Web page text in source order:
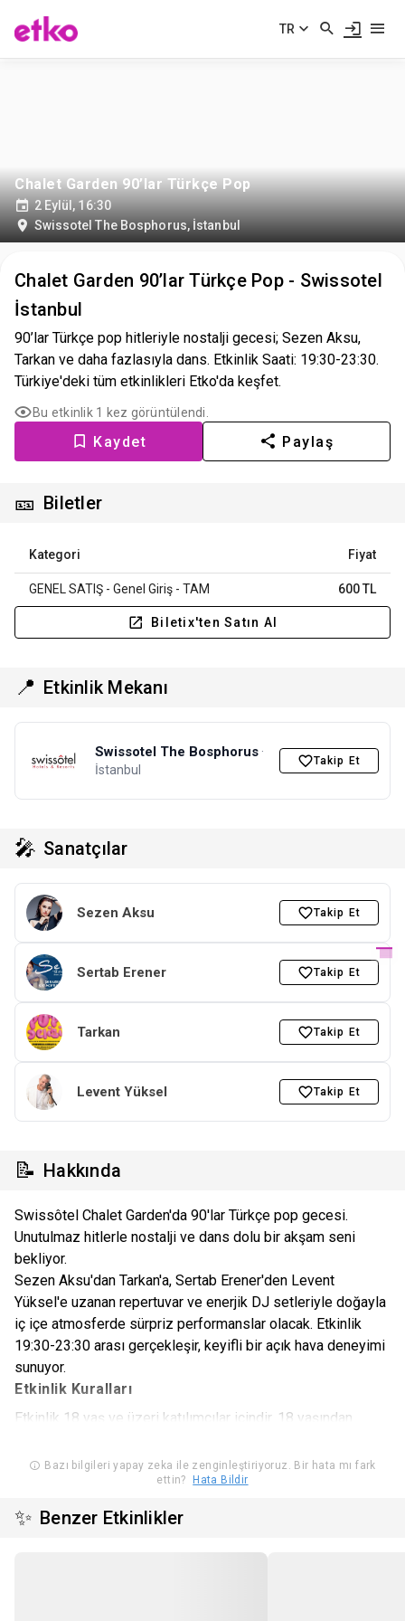
TR
Chalet Garden 90’lar Türkçe Pop
2 Eylül, 16:30
Swissotel The Bosphorus, İstanbul
Chalet Garden 90’lar Türkçe Pop - Swissotel
İstanbul
90’lar Türkçe pop hitleriyle nostalji gecesi; Sezen Aksu,
Tarkan ve daha fazlasıyla dans. Etkinlik Saati: 19:30-23:30.
Türkiye'deki tüm etkinlikleri Etko'da keşfet.
Bu etkinlik 1 kez görüntülendi.
Kaydet Paylaş
🎫 Biletler
Kategori Fiyat
GENEL SATIŞ - Genel Giriş - TAM 600 TL
Biletix'ten Satın Al
📍 Etkinlik Mekanı
Swissotel The Bosphorus ·
İstanbul
Takip Et
🎤 Sanatçılar
Sezen Aksu Takip Et
Sertab Erener Takip Et
Tarkan Takip Et
Levent Yüksel Takip Et
📝 Hakkında
Swissôtel Chalet Garden'da 90'lar Türkçe pop gecesi.
Unutulmaz hitlerle nostalji ve dans dolu bir akşam seni
bekliyor.
Sezen Aksu'dan Tarkan'a, Sertab Erener'den Levent
Yüksel'e uzanan repertuvar ve enerjik DJ setleriyle doğayla
iç içe atmosferde sürpriz performanslar olacak. Etkinlik
19:30-23:30 arası gerçekleşir, keyifli bir açık hava deneyimi
sunuyor.
Etkinlik Kuralları
Etkinlik 18 yaş ve üzeri katılımcılar içindir. 18 yaşından
Etkinlik Swissotel The BosphorusChalet Garden'da
sokmak yasaktır.
Etkinlik katılımcıları etkinlik alanı içerisinde fotoğraf & video
Bazı bilgileri yapay zeka ile zenginleştiriyoruz. Bir hata mı fark
ettin?
Hata Bildir
✨ Benzer Etkinlikler